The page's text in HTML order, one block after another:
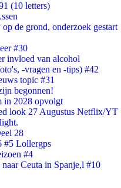
(10 letters)
de grond, onderzoek gestart
#30
invloed van alcohol
-vragen en -tips) #42
topic #31
begonnen!
in 2028 opvolgt
look 27 Augustus Netflix/YT
28
#5 Lollergps
#4
Ceuta in Spanje,l #10